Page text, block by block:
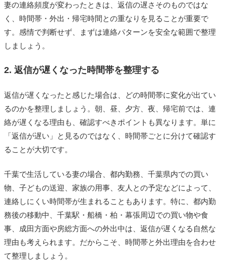
妻の連絡頻度が変わったときは、返信の遅さそのものではな
く、時間帯・外出・帰宅時間との重なりを見ることが重要で
す。感情で判断せず、まずは連絡パターンを安全な範囲で整理
しましょう。
2. 返信が遅くなった時間帯を整理する
返信が遅くなったと感じた場合は、どの時間帯に変化が出てい
るのかを整理しましょう。朝、昼、夕方、夜、帰宅前では、連
絡が遅くなる理由も、確認すべきポイントも異なります。単に
「返信が遅い」と見るのではなく、時間帯ごとに分けて確認す
ることが大切です。
千葉で生活している妻の場合、都内勤務、千葉県内での買い
物、子どもの送迎、家族の用事、友人との予定などによって、
連絡しにくい時間帯が生まれることもあります。特に、都内勤
務後の移動中、千葉駅・船橋・柏・幕張周辺での買い物や食
事、成田方面や房総方面への外出中は、返信が遅くなる自然な
理由も考えられます。だからこそ、時間帯と外出理由を合わせ
て整理しましょう。